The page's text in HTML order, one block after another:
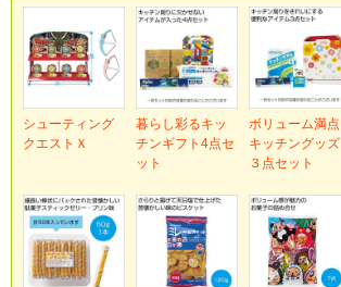
シューティング
クエストＸ
暮らし彩るキッ
チンギフト4点セ
ット
ボリューム満点
キッチングッズ
３点セット